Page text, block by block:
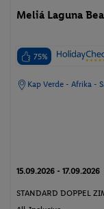
Meliá Laguna
75%
Kap Verde - Afrika -
15.09.2026 - 17.09.2026
STANDARD DOPPEL